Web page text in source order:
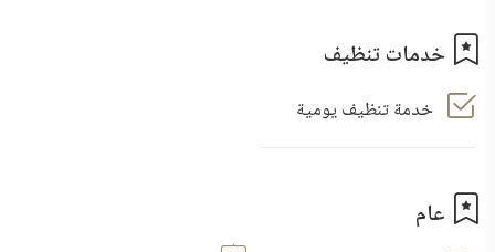
خدمات تنظيف
خدمة تنظيف يومية
عام